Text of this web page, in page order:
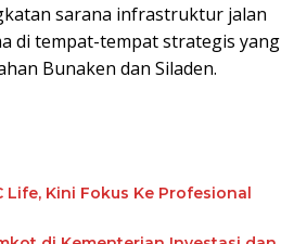
sarana infrastruktur jalan
di tempat-tempat strategis yang
Bunaken dan Siladen.
Life, Kini Fokus Ke Profesional